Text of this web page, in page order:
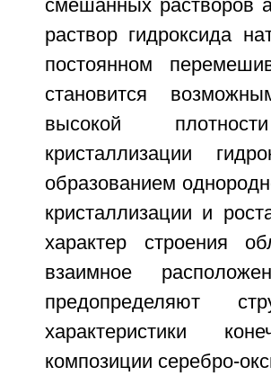
смешанных растворов
раствор гидроксида
постоянном
становится
высокой
кристаллизации
образованием
кристаллизации и
характер строения
взаимное
предопределяют
характеристики
композиции серебро-